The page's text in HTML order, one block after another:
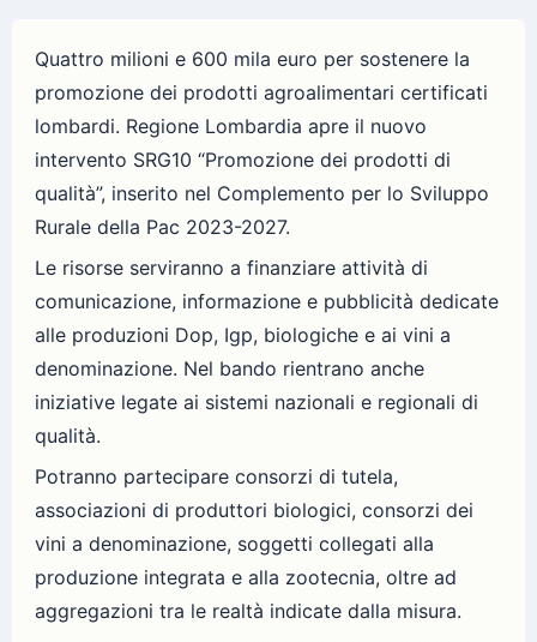
Quattro milioni e 600 mila euro per sostenere la
promozione dei prodotti agroalimentari certificati
lombardi. Regione Lombardia apre il nuovo
intervento SRG10 “Promozione dei prodotti di
qualità”, inserito nel Complemento per lo Sviluppo
Rurale della Pac 2023-2027.
Le risorse serviranno a finanziare attività di
comunicazione, informazione e pubblicità dedicate
alle produzioni Dop, Igp, biologiche e ai vini a
denominazione. Nel bando rientrano anche
iniziative legate ai sistemi nazionali e regionali di
qualità.
Potranno partecipare consorzi di tutela,
associazioni di produttori biologici, consorzi dei
vini a denominazione, soggetti collegati alla
produzione integrata e alla zootecnia, oltre ad
aggregazioni tra le realtà indicate dalla misura.